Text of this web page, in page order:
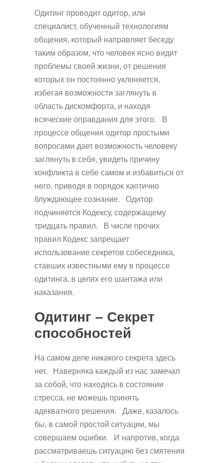
Одитинг проводит одитор, или
специалист, обученный технологиям
общения, который направляет беседу
таким образом, что человек ясно видит
проблемы своей жизни, от решения
которых он постоянно уклоняется,
избегая возможности заглянуть в
область дискомфорта, и находя
всяческие оправдания для этого. В
процессе общения одитор простыми
вопросами дает возможность человеку
заглянуть в себя, увидеть причину
конфликта в себе самом и избавиться от
него, приводя в порядок хаотично
блуждающее сознание. Одитор
подчиняется Кодексу, содержащему
тридцать правил. В числе прочих
правил Кодекс запрещает
использование секретов собеседника,
ставших известными ему в процессе
одитинга, в целях его шантажа или
наказания.
Одитинг – Секрет
способностей
На самом деле никакого секрета здесь
нет. Наверняка каждый из нас замечал
за собой, что находясь в состоянии
стресса, не можешь принять
адекватного решения. Даже, казалось
бы, в самой простой ситуации, мы
совершаем ошибки. И напротив, когда
рассматриваешь ситуацию без смятения